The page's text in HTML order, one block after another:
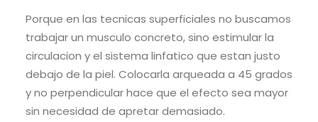
Porque en las tecnicas superficiales no buscamos
trabajar un musculo concreto, sino estimular la
circulacion y el sistema linfatico que estan justo
debajo de la piel. Colocarla arqueada a 45 grados
y no perpendicular hace que el efecto sea mayor
sin necesidad de apretar demasiado.